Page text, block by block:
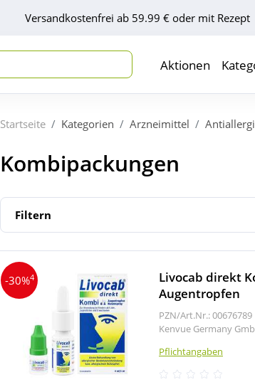
Versandkostenfrei ab 59.99 € oder mit Rezept
Aktionen
Startseite Kategorien Arzneimittel
Kombipackungen
Filtern
-30%4
Livocab direkt
Augentropfen
PZN/Art.Nr.: 00676789
Kenvue Germany
Pflichtangaben